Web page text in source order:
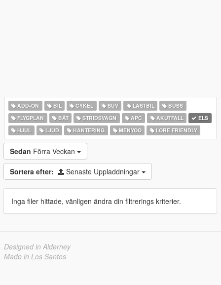
ADD-ON BIL CYKEL SUV LASTBIL
BUSS
FLYGPLAN
BÅT STRIDSVAGN APC AKUTFALL
ELS
HJUL
LJUD HANTERING MENYOO LORE FRIENDLY
Sedan Förra Veckan
Sortera efter: Senaste Uppladdningar
Inga filer hittade, vänligen ändra din filtrerings kriterier.
Designed in Alderney
Made in Los Santos